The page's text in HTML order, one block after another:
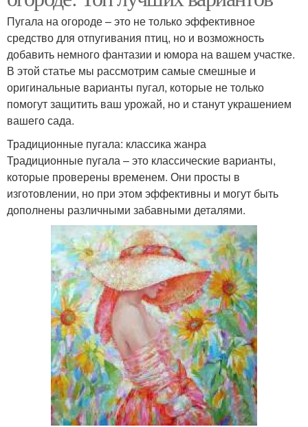
Пугала на огороде – это не только эффективное
средство для отпугивания птиц, но и возможность
добавить немного фантазии и юмора на вашем участке.
В этой статье мы рассмотрим самые смешные и
оригинальные варианты пугал, которые не только
помогут защитить ваш урожай, но и станут украшением
вашего сада.
Традиционные пугала: классика жанра
Традиционные пугала – это классические варианты,
которые проверены временем. Они просты в
изготовлении, но при этом эффективны и могут быть
дополнены различными забавными деталями.